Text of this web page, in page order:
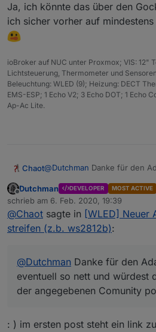
Ich habe "nur" die
Ja, ich könnte das über den
ich sicher vorher auf
ioBroker auf NUC unter Proxmox; VIS: 12"
Lichtsteuerung, Thermometer und
Beleuchtung: WLED (9); Heizung: DECT
EMS-ESP; 1 Echo V2; 3 Echo DOT; 1 Echo
Ap-Ac Lite.
Chaot@Dutchman Danke für den
angegebenen Comunity
Ja, ich könnte das über den
ich sicher vorher auf
Offline
Dutchman DEVELOPER MOST ACTIVE
schrieb am 6. Feb. 2020, 19:39
zuletzt editiert von
@Chaot sagte in [WLED] Neuer
streifen (z.b. ws2812b):
@Dutchman Danke für den
eventuell so nett und würdest
der angegebenen Comunity
: ) im ersten post steht ein link